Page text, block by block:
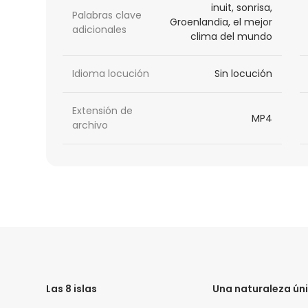
Palabras clave
adicionales
inuit, sonrisa,
Groenlandia, el mejor
clima del mundo
Idioma locución Sin locución
Extensión de
archivo
MP4
Las 8 islas Una naturaleza